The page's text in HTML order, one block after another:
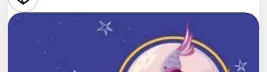
Стендап
Выставки